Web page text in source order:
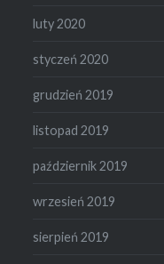
luty 2020
styczeń 2020
grudzień 2019
listopad 2019
październik 2019
wrzesień 2019
sierpień 2019